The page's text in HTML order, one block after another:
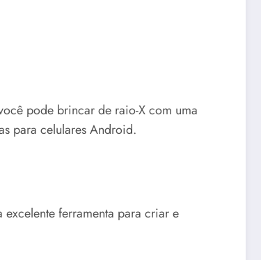
pode brincar de raio-X com uma
para celulares Android.
ferramenta para criar e